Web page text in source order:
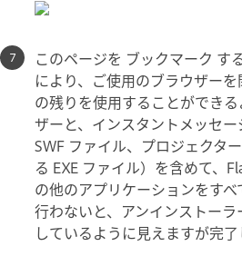
このページを ブックマーク す
により、ご使用のブラウザー
の残りを使用することができ
ザーと、インスタントメッセー
SWF ファイル、プロジェクタ
る EXE ファイル）を含めて、
の他のアプリケーションをす
行わないと、アンインストー
しているように見えますが完了